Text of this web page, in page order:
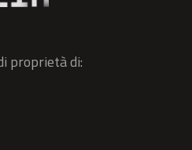
proprietà di: